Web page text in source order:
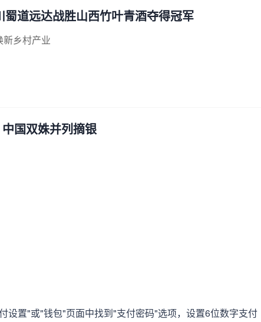
道远达战胜山西竹叶青酒夺得冠军
新乡村产业
国双姝并列摘银
设置"或"钱包"页面中找到"支付密码"选项，设置6位数字支付